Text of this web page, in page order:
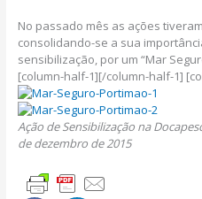
No passado mês as ações
consolidando-se a sua
sensibilização, por um “Mar
[column-half-1][/column-half-1]
Ação de Sensibilização na
de dezembro de 2015